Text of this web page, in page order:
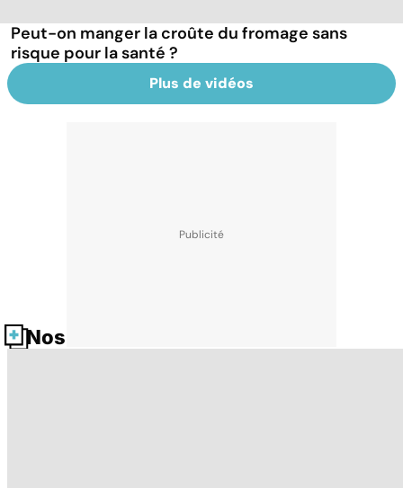
Peut-on manger la croûte du fromage sans
risque pour la santé ?
Plus de vidéos
Nos fiches santé